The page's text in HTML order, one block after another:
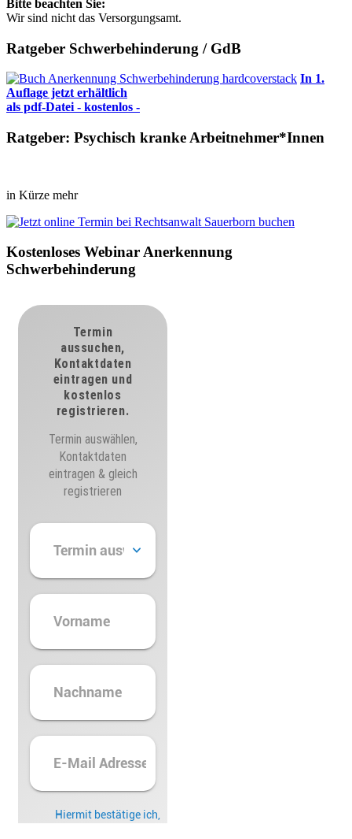
Bitte beachten Sie:
Wir sind nicht das Versorgungsamt.
Ratgeber Schwerbehinderung / GdB
In 1.
Auflage jetzt erhältlich
als pdf-Datei - kostenlos -
Ratgeber: Psychisch kranke Arbeitnehmer*Innen
in Kürze mehr
Kostenloses Webinar Anerkennung
Schwerbehinderung